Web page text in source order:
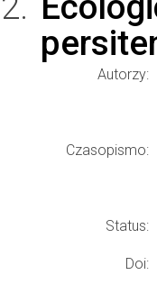
Autorzy:
Czasopismo:
Status:
Doi: